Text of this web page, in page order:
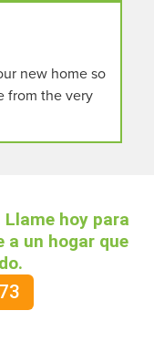
new home so
from the very
hoy para
a un hogar que